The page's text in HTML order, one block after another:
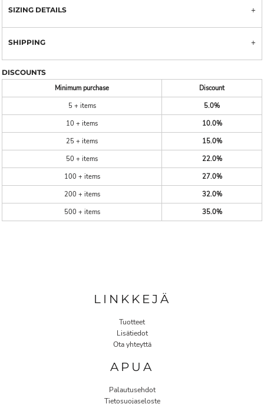
SIZING DETAILS
SHIPPING
DISCOUNTS
Minimum purchase
Discount
5 + items
5.0%
10 + items
10.0%
25 + items
15.0%
50 + items
22.0%
100 + items
27.0%
200 + items
32.0%
500 + items
35.0%
LINKKEJÄ
Tuotteet
Lisätiedot
Ota yhteyttä
APUA
Palautusehdot
Tietosuojaseloste